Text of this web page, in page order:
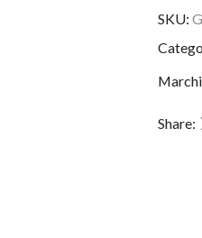
Foto
SKU:
Share: